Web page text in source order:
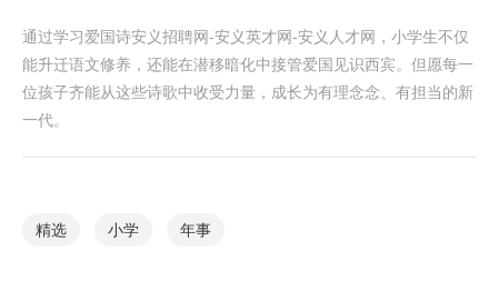
通过学习爱国诗安义招聘网-安义英才网-安义人才网，小学生不仅
能升迁语文修养，还能在潜移暗化中接管爱国见识西宾。但愿每一
位孩子齐能从这些诗歌中收受力量，成长为有理念念、有担当的新
一代。
精选 小学 年事